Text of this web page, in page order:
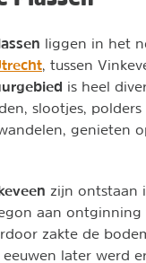
liggen in het
, tussen
is heel
slootjes,
genieten
zijn ontstaan
aan ontginning
zakte de
eeuwen later werd